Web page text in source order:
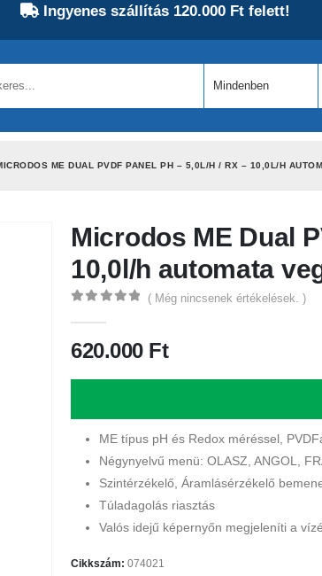
Ingyenes szállítás 120.000 Ft felett!
ME DUAL PVDF PANEL PH – 5,0L/H / RX – 10,0L/H
Microdos ME Dual
10,0l/h automata
( Még nincsenek értékelések. )
620.000 Ft
ME típus pH és Redox méréssel,
Négynyelvű menü: OLASZ, ANGOL,
Szintérzékelő, Áramlásérzékelő
Túladagolás riasztás
Valós idejű képernyőn megjeleníti a
Cikkszám: 074021